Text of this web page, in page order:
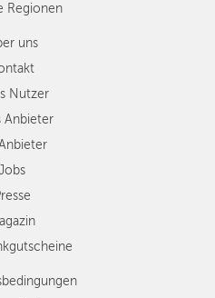
Regionen
uns
Nutzer
Anbieter